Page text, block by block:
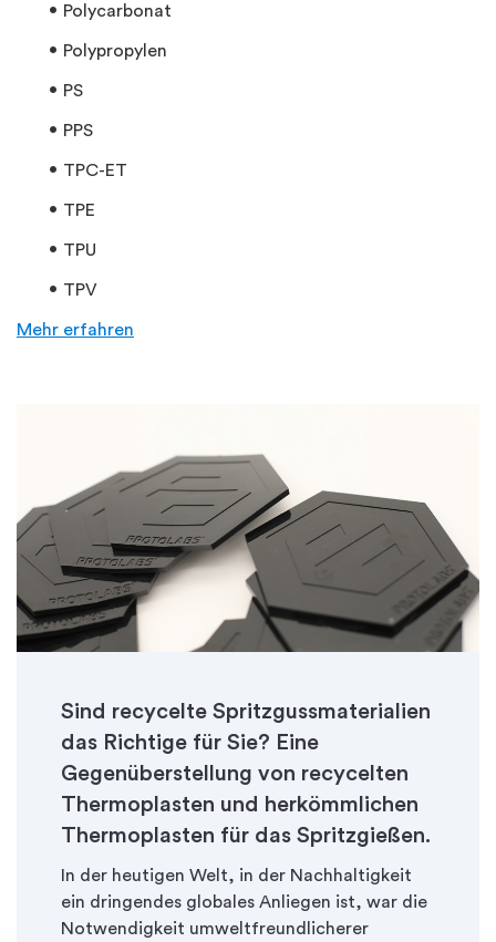
Polycarbonat
Polypropylen
PS
PPS
TPC-ET
TPE
TPU
TPV
Mehr erfahren
Sind recycelte Spritzgussmaterialien
das Richtige für Sie? Eine
Gegenüberstellung von recycelten
Thermoplasten und herkömmlichen
Thermoplasten für das Spritzgießen.
In der heutigen Welt, in der Nachhaltigkeit
ein dringendes globales Anliegen ist, war die
Notwendigkeit umweltfreundlicherer